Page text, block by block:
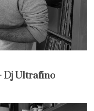
Dj Ultrafino